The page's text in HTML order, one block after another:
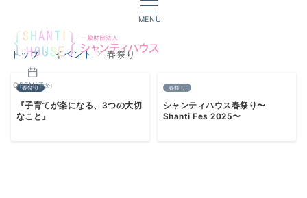
MENU
OPEN/予約
トップ イベント 春祭り
春祭り
『子育てが楽になる、3つの大切
なこと』
春祭り
シャンティハウス春祭り〜
Shanti Fes 2025〜